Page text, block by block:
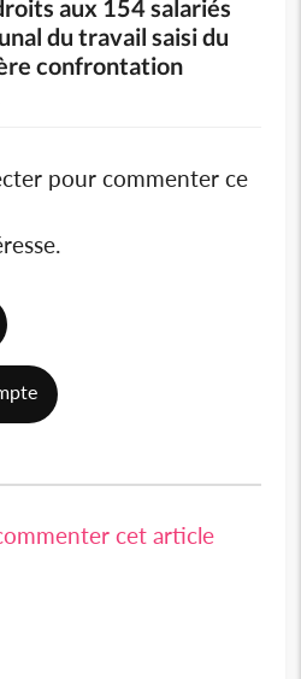
aux 154 salariés
du travail saisi du
confrontation
pour commenter ce
cet article